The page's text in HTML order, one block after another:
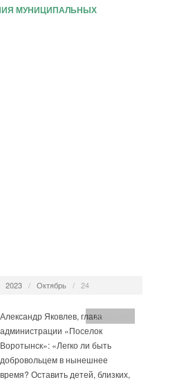
МУНИЦИПАЛЬНЫХ
2023 / Октябрь / 24
Общество
Александр Яковлев, глава
администрации «Поселок
Воротынск»: «Легко ли быть
добровольцем в нынешнее
время? Оставить детей, близких,